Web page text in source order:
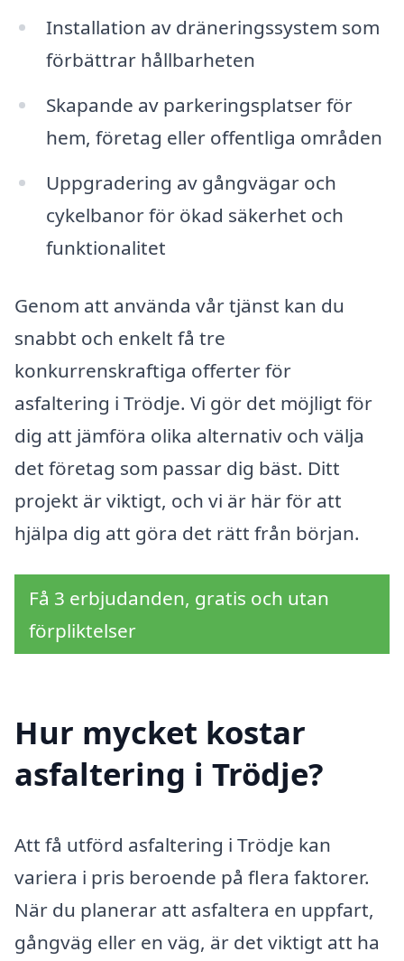
Installation av dräneringssystem som
förbättrar hållbarheten
Skapande av parkeringsplatser för
hem, företag eller offentliga områden
Uppgradering av gångvägar och
cykelbanor för ökad säkerhet och
funktionalitet
Genom att använda vår tjänst kan du
snabbt och enkelt få tre
konkurrenskraftiga offerter för
asfaltering i Trödje. Vi gör det möjligt för
dig att jämföra olika alternativ och välja
det företag som passar dig bäst. Ditt
projekt är viktigt, och vi är här för att
hjälpa dig att göra det rätt från början.
Få 3 erbjudanden, gratis och utan
förpliktelser
Hur mycket kostar
asfaltering i Trödje?
Att få utförd asfaltering i Trödje kan
variera i pris beroende på flera faktorer.
När du planerar att asfaltera en uppfart,
gångväg eller en väg, är det viktigt att ha